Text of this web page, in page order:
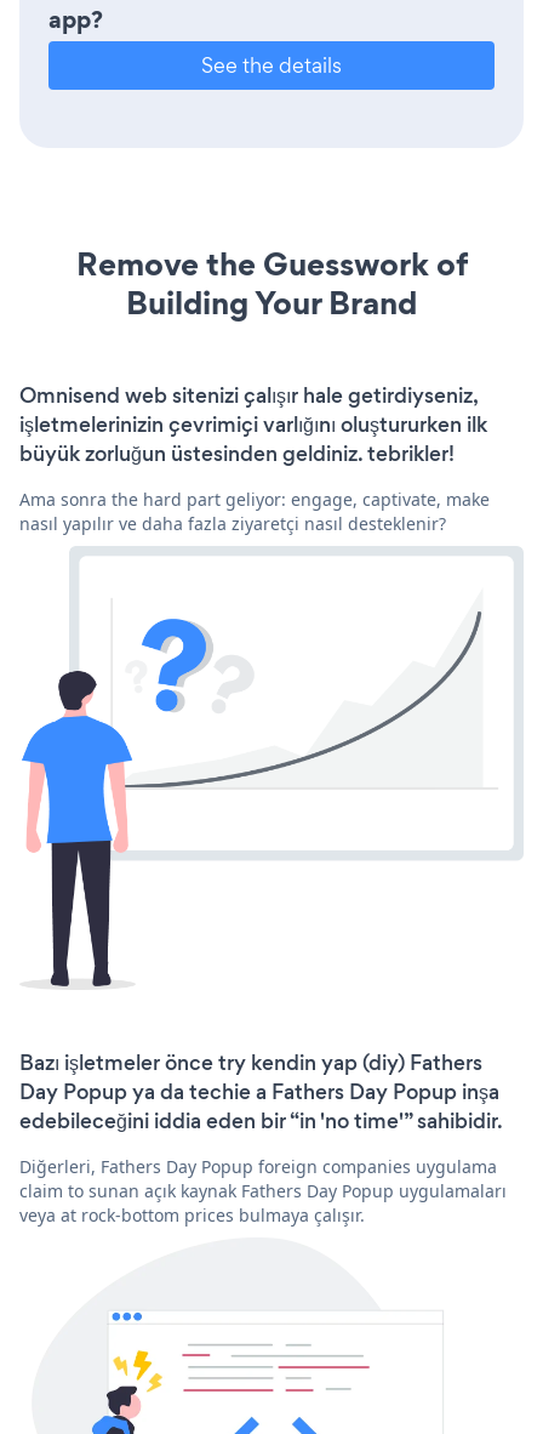
app?
See the details
Remove the Guesswork of
Building Your Brand
Omnisend web sitenizi çalışır hale getirdiyseniz,
işletmelerinizin çevrimiçi varlığını oluştururken ilk
büyük zorluğun üstesinden geldiniz. tebrikler!
Ama sonra the hard part geliyor: engage, captivate, make
nasıl yapılır ve daha fazla ziyaretçi nasıl desteklenir?
Bazı işletmeler önce try kendin yap (diy) Fathers
Day Popup ya da techie a Fathers Day Popup inşa
edebileceğini iddia eden bir “in 'no time'” sahibidir.
Diğerleri, Fathers Day Popup foreign companies uygulama
claim to sunan açık kaynak Fathers Day Popup uygulamaları
veya at rock-bottom prices bulmaya çalışır.